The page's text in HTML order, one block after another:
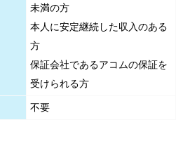
未満の方
本人に安定継続した収入のある
方
保証会社であるアコムの保証を
受けられる方
不要